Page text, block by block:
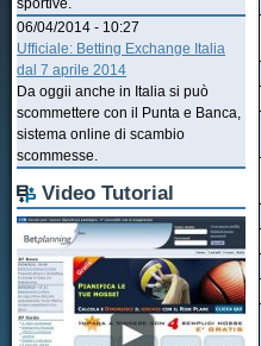
sportive.
06/04/2014 - 10:27
Ufficiale: Betting Exchange Italia
dal 7 aprile 2014
Da oggii anche in Italia si può
scommettere con il Punta e Banca,
sistema online di scambio
scommesse.
Video Tutorial